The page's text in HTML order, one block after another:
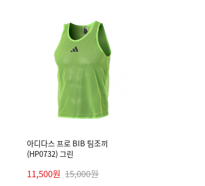
아디다스 프로 BIB 팀조끼
(HP0732) 그린
11,500원 15,000원